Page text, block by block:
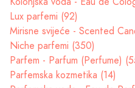
Lux parfemi (92)
Mirisne svijeće - Scented
Niche parfemi (350)
Parfem - Parfum (Perfume)
Parfemska kozmetika (14)